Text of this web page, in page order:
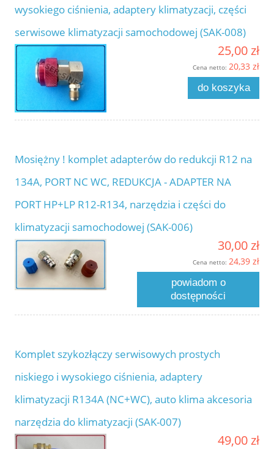
wysokiego ciśnienia, adaptery klimatyzacji, części
serwisowe klimatyzacji samochodowej (SAK-008)
25,00 zł
Cena netto: 20,33 zł
do koszyka
Mosiężny ! komplet adapterów do redukcji R12 na
134A, PORT NC WC, REDUKCJA - ADAPTER NA
PORT HP+LP R12-R134, narzędzia i części do
klimatyzacji samochodowej (SAK-006)
30,00 zł
Cena netto: 24,39 zł
powiadom o
dostępności
Komplet szykozłączy serwisowych prostych
niskiego i wysokiego ciśnienia, adaptery
klimatyzacji R134A (NC+WC), auto klima akcesoria
narzędzia do klimatyzacji (SAK-007)
49,00 zł